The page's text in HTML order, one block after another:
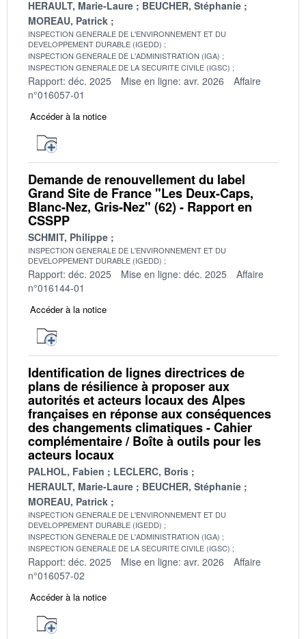
HERAULT, Marie-Laure
BEUCHER, Stéphanie
MOREAU, Patrick
INSPECTION GENERALE DE L'ENVIRONNEMENT ET DU
DEVELOPPEMENT DURABLE (IGEDD)
INSPECTION GENERALE DE L'ADMINISTRATION (IGA)
INSPECTION GENERALE DE LA SECURITE CIVILE (IGSC)
Rapport: déc. 2025 Mise en ligne: avr. 2026
Affaire
n°016057-01
Accéder à la notice
Demande de renouvellement du label
Grand Site de France "Les Deux-Caps,
Blanc-Nez, Gris-Nez" (62) - Rapport en
CSSPP
SCHMIT, Philippe
INSPECTION GENERALE DE L'ENVIRONNEMENT ET DU
DEVELOPPEMENT DURABLE (IGEDD)
Rapport: déc. 2025 Mise en ligne: déc. 2025
Affaire
n°016144-01
Accéder à la notice
Identification de lignes directrices de
plans de résilience à proposer aux
autorités et acteurs locaux des Alpes
françaises en réponse aux conséquences
des changements climatiques - Cahier
complémentaire / Boîte à outils pour les
acteurs locaux
PALHOL, Fabien
LECLERC, Boris
HERAULT, Marie-Laure
BEUCHER, Stéphanie
MOREAU, Patrick
INSPECTION GENERALE DE L'ENVIRONNEMENT ET DU
DEVELOPPEMENT DURABLE (IGEDD)
INSPECTION GENERALE DE L'ADMINISTRATION (IGA)
INSPECTION GENERALE DE LA SECURITE CIVILE (IGSC)
Rapport: déc. 2025 Mise en ligne: avr. 2026
Affaire
n°016057-02
Accéder à la notice